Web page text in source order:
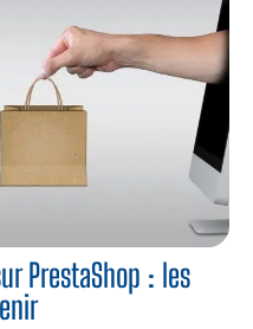
PrestaShop : les